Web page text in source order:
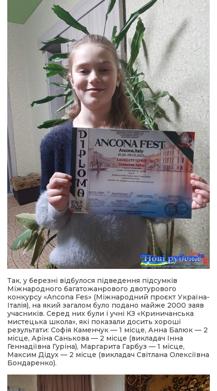
Так, у березні відбулося підведення підсумків
Міжнародного багатожанрового двотурового
конкурсу «Ancona Fes» (Міжнародний проєкт Україна-
Італія), на який загалом було подано майже 2000 заяв
учасників. Серед них були і учні КЗ «Криничанська
мистецька школа», які показали досить хороші
результати: Софія Каменчук — 1 місце, Анна Балюк — 2
місце, Аріна Санькова — 2 місце (викладач Інна
Геннадіївна Гуріна), Маргарита Гарбуз — 1 місце,
Максим Дідух — 2 місце (викладач Світлана Олексіївна
Бондаренко).